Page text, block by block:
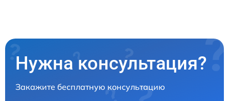
Нужна консультация?
Закажите бесплатную консультацию